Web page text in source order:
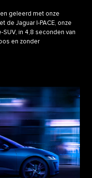
geleerd met onze
de Jaguar I-PACE, onze
in 4,8 seconden van
en zonder